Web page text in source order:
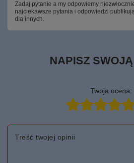
Zadaj pytanie a my odpowiemy
najciekawsze pytania i odpowiedzi
dla innych.
NAPISZ
Twoja ocena:
Treść twojej opinii